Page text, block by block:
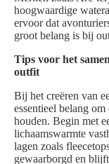
hoogwaardige
ervoor dat
groot belang is bij
Tips voor het
outfit
Bij het creëren van
essentieel belang
houden. Begin met
lichaamswarmte
lagen zoals
gewaarborgd en